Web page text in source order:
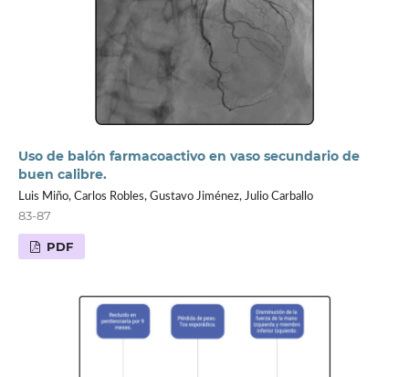
Uso de balón farmacoactivo en vaso secundario de
buen calibre.
Luis Miño, Carlos Robles, Gustavo Jiménez, Julio Carballo
83-87
PDF